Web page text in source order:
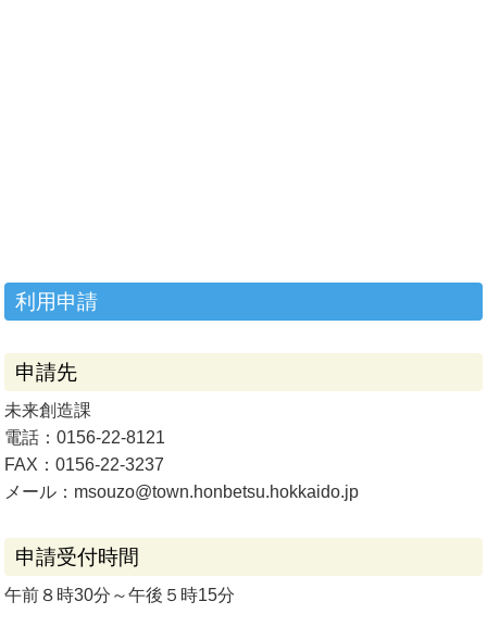
利用申請
申請先
未来創造課
電話：0156-22-8121
FAX：0156-22-3237
メール：msouzo@town.honbetsu.hokkaido.jp
申請受付時間
午前８時30分～午後５時15分